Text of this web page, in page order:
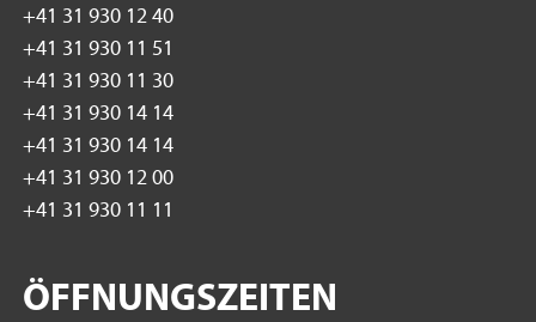
+41 31 930 12 40
+41 31 930 11 51
+41 31 930 11 30
+41 31 930 14 14
+41 31 930 14 14
+41 31 930 12 00
+41 31 930 11 11
ÖFFNUNGSZEITEN